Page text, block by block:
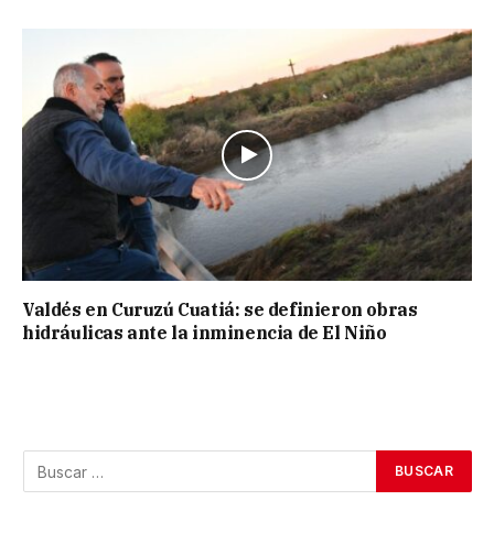
Valdés en Curuzú Cuatiá: se definieron obras
hidráulicas ante la inminencia de El Niño